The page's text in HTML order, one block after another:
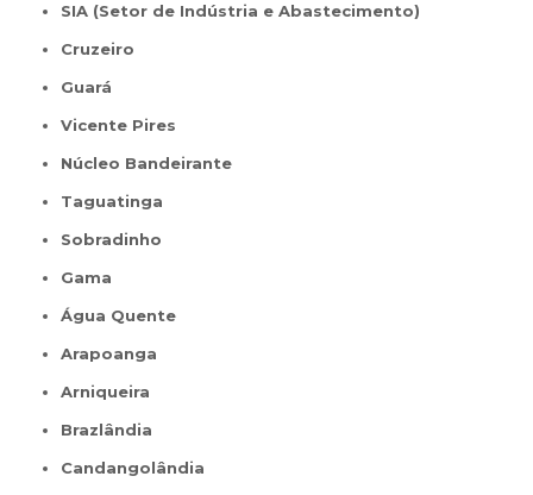
SIA (Setor de Indústria e Abastecimento)
Cruzeiro
Guará
Vicente Pires
Núcleo Bandeirante
Taguatinga
Sobradinho
Gama
Água Quente
Arapoanga
Arniqueira
Brazlândia
Candangolândia